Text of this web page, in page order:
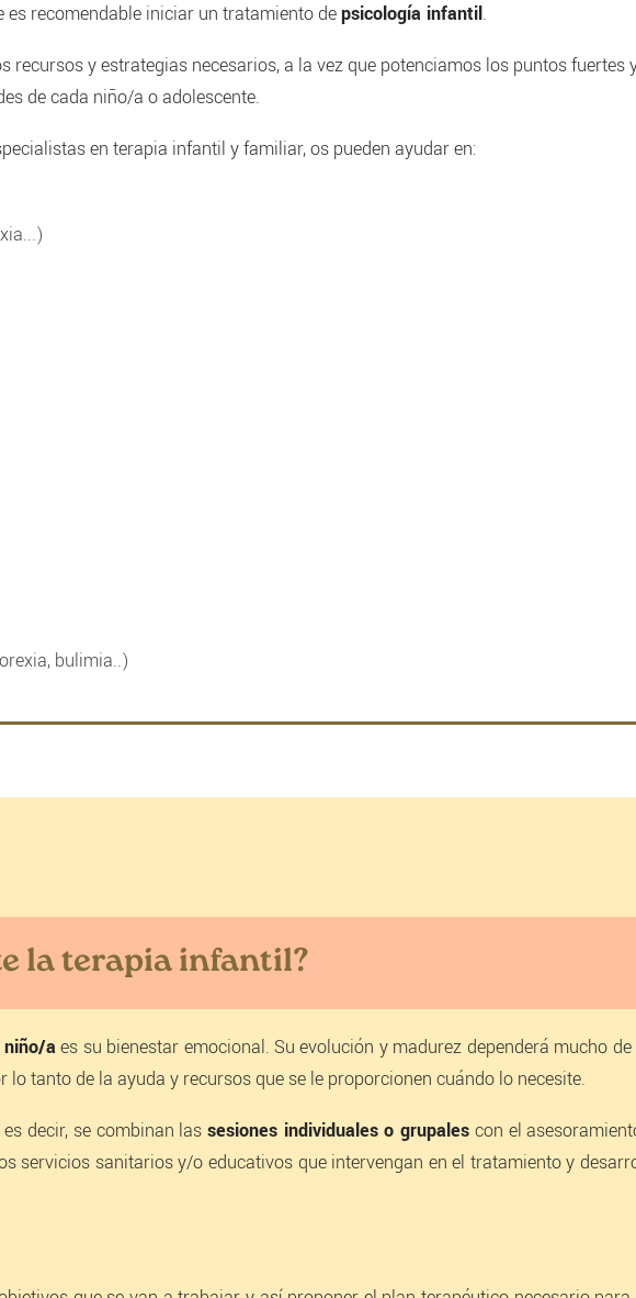
es recomendable iniciar un tratamiento depsicología infantil.
recursos y estrategias necesarios, a la vez que potenciamos los puntos fuertes
de cada niño/a o adolescente.
en terapia infantil y familiar, os pueden ayudar en:
bulimia..)
la terapia infantil?
a es su bienestar emocional. Su evolución y madurez dependerá mucho
lo tanto de la ayuda y recursos que se le proporcionen cuándo lo necesite.
es decir, se combinan lassesiones individuales o grupales con el
servicios sanitarios y/o educativos que intervengan en el tratamiento y